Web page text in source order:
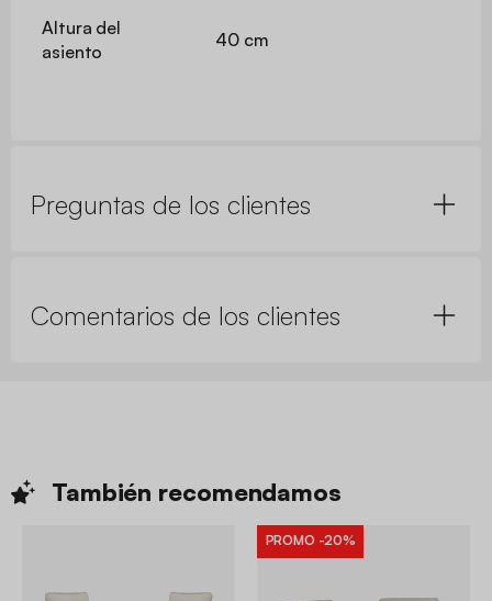
Altura del
asiento
40 cm
Preguntas de los clientes
Comentarios de los clientes
También recomendamos
PROMO -20%